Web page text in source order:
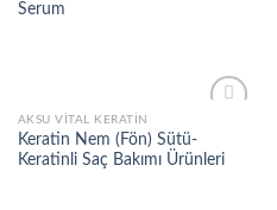
Serum
AKSU VITAL KERATIN
Keratin Nem (Fön) Sütü-
Keratinli Saç Bakımı Ürünleri